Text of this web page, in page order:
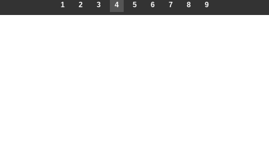
1 2 3 4 5 6 7 8 9